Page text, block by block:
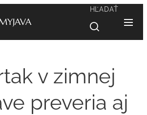
HĽADAŤ
v zimnej
preveria aj